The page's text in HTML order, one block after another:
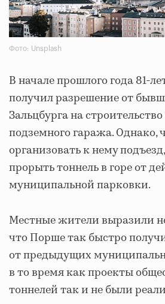
Фото: Unsplash
В начале прошлого года 81-
получил разрешение от
Зальцбурга на
подземного гаража. Однако,
организовать к нему
прорыть тоннель в горе от
муниципальной парковки.
Местные жители выразили
что Порше так быстро
от предыдущих
в то время как проекты
тоннелей так и не были